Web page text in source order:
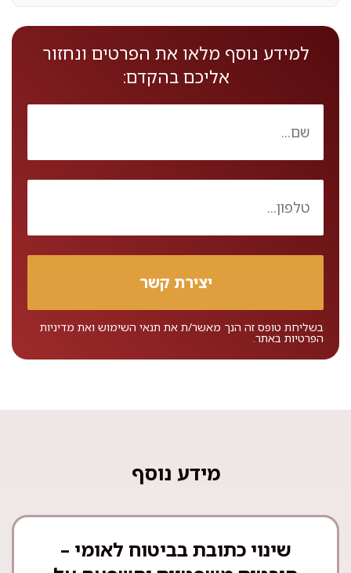
למידע נוסף מלאו את הפרטים ונחזור
אליכם בהקדם:
בשליחת טופס זה הנך מאשר/ת את תנאי השימוש ואת מדיניות
הפרטיות באתר.
מידע נוסף
שינוי כתובת בביטוח לאומי –